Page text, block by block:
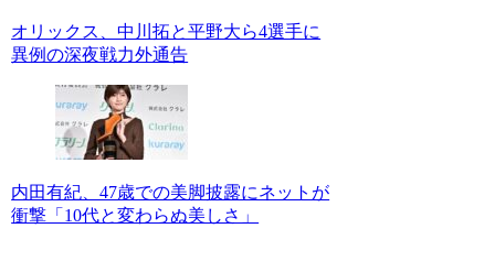
オリックス、中川拓と平野大ら4選手に
異例の深夜戦力外通告
内田有紀、47歳での美脚披露にネットが
衝撃「10代と変わらぬ美しさ」